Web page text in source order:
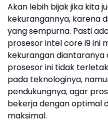
Akan lebih bijak jika kita
kekurangannya, karena
yang sempurna. Pasti
prosesor intel core i9 ini
kekurangan diantaranya
prosesor ini tidak
pada teknologinya,
pendukungnya, agar
bekerja dengan optimal
maksimal.